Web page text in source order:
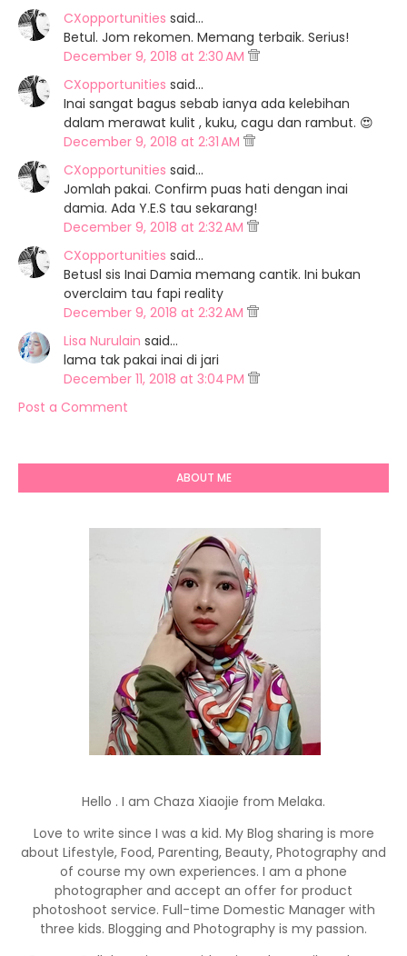
CXopportunities said…
Betul. Jom rekomen. Memang terbaik. Serius!
December 9, 2018 at 2:30 AM
CXopportunities said…
Inai sangat bagus sebab ianya ada kelebihan
dalam merawat kulit , kuku, cagu dan rambut. 😍
December 9, 2018 at 2:31 AM
CXopportunities said…
Jomlah pakai. Confirm puas hati dengan inai
damia. Ada Y.E.S tau sekarang!
December 9, 2018 at 2:32 AM
CXopportunities said…
Betusl sis Inai Damia memang cantik. Ini bukan
overclaim tau fapi reality
December 9, 2018 at 2:32 AM
Lisa Nurulain said…
lama tak pakai inai di jari
December 11, 2018 at 3:04 PM
Post a Comment
ABOUT ME
Hello . I am Chaza Xiaojie from Melaka.
Love to write since I was a kid. My Blog sharing is more
about Lifestyle, Food, Parenting, Beauty, Photography and
of course my own experiences. I am a phone
photographer and accept an offer for product
photoshoot service. Full-time Domestic Manager with
three kids. Blogging and Photography is my passion.